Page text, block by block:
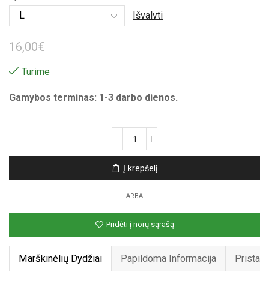
16,00€
Išvalyti
16,00€
Turime
Gamybos terminas: 1-3 darbo dienos.
Unisex
marškinėliai
spauda
„Katinas
hipsteris“
Į krepšelį
ARBA
Pridėti į norų sąrašą
Marškinėlių Dydžiai Papildoma Informacija